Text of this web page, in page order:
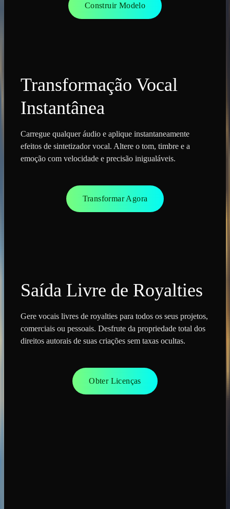
Construir Modelo
Transformação Vocal
Instantânea
Carregue qualquer áudio e aplique instantaneamente
efeitos de sintetizador vocal. Altere o tom, timbre e a
emoção com velocidade e precisão inigualáveis.
Transformar Agora
Saída Livre de Royalties
Gere vocais livres de royalties para todos os seus projetos,
comerciais ou pessoais. Desfrute da propriedade total dos
direitos autorais de suas criações sem taxas ocultas.
Obter Licenças